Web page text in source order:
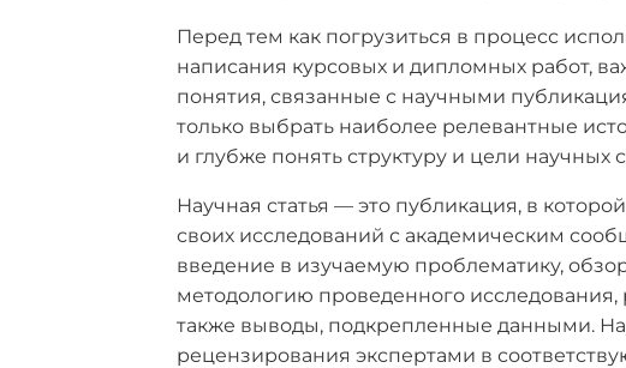
Перед тем как погрузиться в процесс
написания курсовых и дипломных работ,
понятия, связанные с научными
только выбрать наиболее релевантные
и глубже понять структуру и цели научных
Научная статья — это публикация, в
своих исследований с академическим
введение в изучаемую проблематику,
методологию проведенного исследования,
также выводы, подкрепленные данными.
рецензирования экспертами в